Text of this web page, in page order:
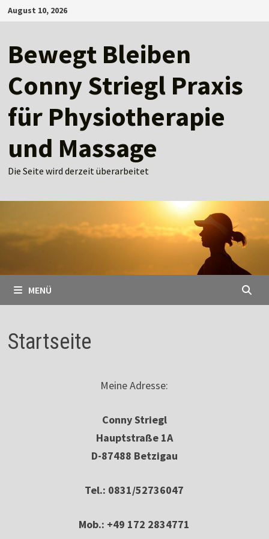
Zum
Inhalt
August 10, 2026
Bewegt Bleiben
Conny Striegl Praxis
für Physiotherapie
und Massage
Die Seite wird derzeit überarbeitet
MENÜ
Startseite
Meine Adresse:
Conny Striegl
Hauptstraße 1A
D-87488 Betzigau
Tel.: 0831/52736047
Mob.: +49 172 2834771